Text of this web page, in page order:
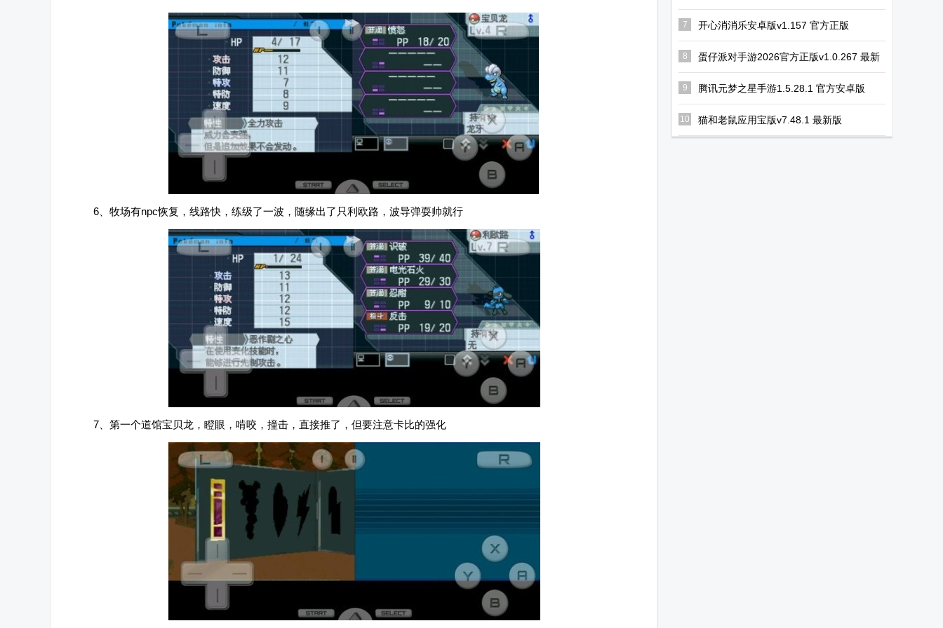
6、牧场有npc恢复，线路快，练级了一波，随缘出了只利欧路，波导弹耍帅就行
7、第一个道馆宝贝龙，瞪眼，啃咬，撞击，直接推了，但要注意卡比的强化
7 开心消消乐安卓版v1.157 官方正版
8
蛋仔派对手游2026官方正版v1.0.267 最新
互通版
9 腾讯元梦之星手游1.5.28.1 官方安卓版
10 猫和老鼠应用宝版v7.48.1 最新版